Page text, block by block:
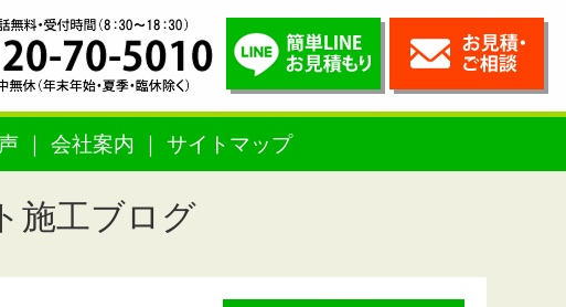
会社案内 サイトマップ
施工ブログ